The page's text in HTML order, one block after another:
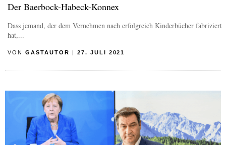
Der Baerbock-Habeck-Konnex
Dass jemand, der dem Vernehmen nach erfolgreich Kinderbücher fabriziert
hat,...
VON GASTAUTOR 27. JULI 2021